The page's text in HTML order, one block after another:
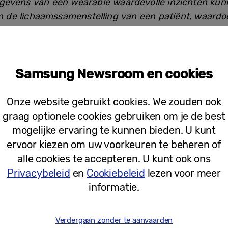
lichaamssamenstelling van een patiënt,
de behandeling en hun zorgplan tijdiger kan
richt zich op het aanpakken van echte
worden geconfronteerd, met name het
zegt Jongmin Choi, hoofd van de Health R&D
“Uiteindelijk benadrukt dit onderzoek Samsungs
voor gezondheidsbeheer dankzij de
de Galaxy Watch patiënten bij het beheren van
ondersteunen om betere klinische
om goede gewoonten voor hun
Samsung Newsroom en cookies
Onze website gebruikt cookies. We zouden ook
graag optionele cookies gebruiken om je de best
mogelijke ervaring te kunnen bieden. U kunt
ervoor kiezen om uw voorkeuren te beheren of
alle cookies te accepteren. U kunt ook ons
Privacybeleid en Cookiebeleid lezen voor meer
informatie.
Verdergaan zonder te aanvaarden